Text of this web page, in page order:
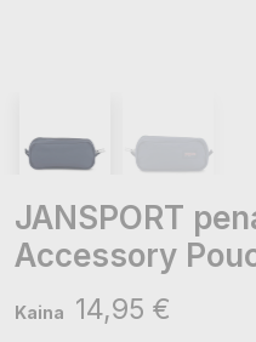
JANSPORT
Accessory
Kaina 14,95 €